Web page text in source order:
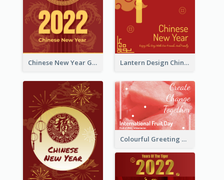
Chinese New Year Greeting Card With Dragon Decorations Lantern Design Chinese New Year Greeting Card
Colourful Greeting Card For International Fruit Day 2021